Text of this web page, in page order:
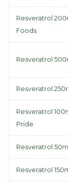
Resveratrol
Foods
Resveratrol
Resveratrol
Resveratrol
Pride
Resveratrol
Resveratrol